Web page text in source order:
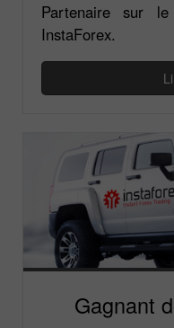
Partenaire sur
InstaForex.
Gagnant